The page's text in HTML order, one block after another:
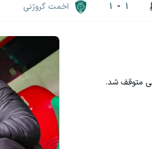
1
-
1 اخمت گروژنی
متوقف شد.